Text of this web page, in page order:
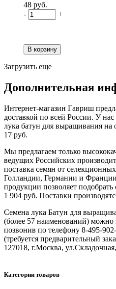
48 руб.
-
+
Загрузить еще
Дополнительная
Интернет-магазин Гавриш
доставкой по всей России. У
лука батун для выращивания на
17 руб.
Мы предлагаем только
ведущих Российских
поставка семян от
Голландии, Германии и
продукции позволяет
1 904 руб. Поставки
Семена лука Батун для
(более 57 наименований) можно
позвонив по телефону 8-495-
(требуется предварительный
127018, г.Москва,
Категории товаров